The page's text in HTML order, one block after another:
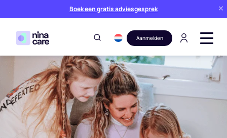
Boek een gratis adviesgesprek
Aanmelden